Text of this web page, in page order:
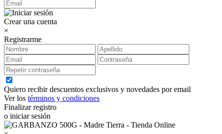
Crear una cuenta
×
Registrarme
Quiero recibir descuentos exclusivos y novedades por email
Ver los términos y condiciones
Finalizar registro
o iniciar sesión